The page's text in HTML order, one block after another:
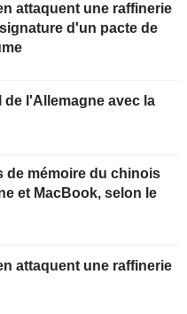
attaquent une raffinerie
d'un pacte de
de l'Allemagne avec la
de mémoire du chinois
et MacBook, selon le
attaquent une raffinerie